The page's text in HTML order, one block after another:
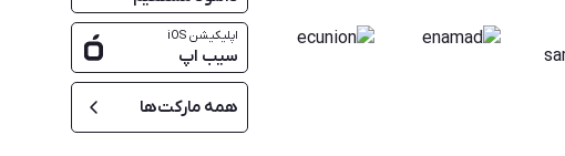
اپلیکیشن iOS
سیب اپ
همه مارکت‌ها